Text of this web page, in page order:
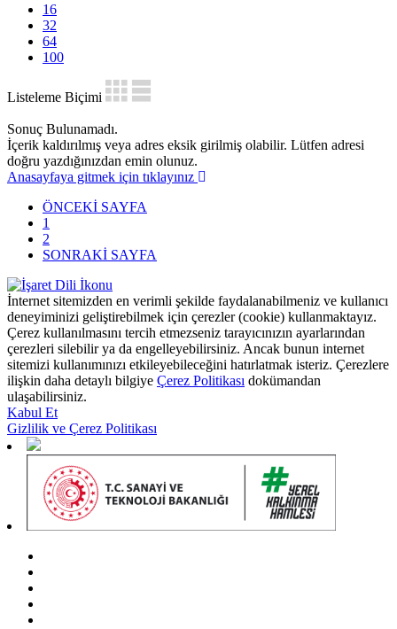
16
32
64
100
Listeleme Biçimi
Sonuç Bulunamadı.
İçerik kaldırılmış veya adres eksik girilmiş olabilir. Lütfen adresi
doğru yazdığınızdan emin olunuz.
Anasayfaya gitmek için tıklayınız
ÖNCEKİ SAYFA
1
2
SONRAKİ SAYFA
İnternet sitemizden en verimli şekilde faydalanabilmeniz ve kullanıcı
deneyiminizi geliştirebilmek için çerezler (cookie) kullanmaktayız.
Çerez kullanılmasını tercih etmezseniz tarayıcınızın ayarlarından
çerezleri silebilir ya da engelleyebilirsiniz. Ancak bunun internet
sitemizi kullanımınızı etkileyebileceğini hatırlatmak isteriz. Çerezlere
ilişkin daha detaylı bilgiye Çerez Politikası dokümandan
ulaşabilirsiniz.
Kabul Et
Gizlilik ve Çerez Politikası